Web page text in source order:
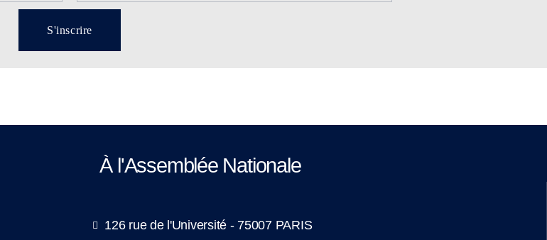
S'inscrire
À l'Assemblée Nationale
126 rue de l'Université - 75007 PARIS